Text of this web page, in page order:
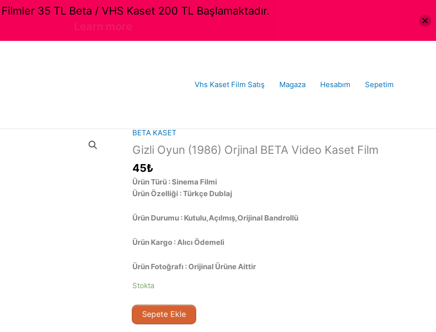
Vhs Kaset Film Satış Magaza Hesabım Sepetim
BETA KASET
Gizli Oyun (1986) Orjinal BETA Video Kaset Film
45₺
Ürün Türü : Sinema Filmi
Ürün Özelliği : Türkçe Dublaj
Ürün Durumu : Kutulu,Açılmış,Orijinal Bandrollü
Ürün Kargo : Alıcı Ödemeli
Ürün Fotoğrafı : Orijinal Ürüne Aittir
Stokta
Gizli
Oyun
Sepete Ekle
35 TL Beta / VHS Kaset 200 TL Başlamaktadır.
Learn more